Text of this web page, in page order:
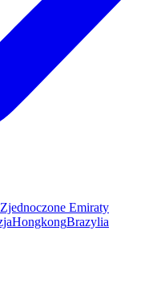
Zjednoczone Emiraty
HongkongBrazylia